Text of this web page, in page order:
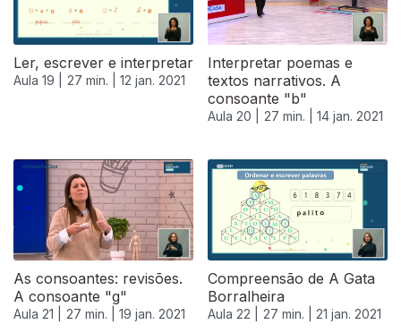
Ler, escrever e interpretar
Aula 19 | 27 min. | 12 jan. 2021
Interpretar poemas e
textos narrativos. A
consoante "b"
Aula 20 | 27 min. | 14 jan. 2021
As consoantes: revisões.
A consoante "g"
Aula 21 | 27 min. | 19 jan. 2021
Compreensão de A Gata
Borralheira
Aula 22 | 27 min. | 21 jan. 2021